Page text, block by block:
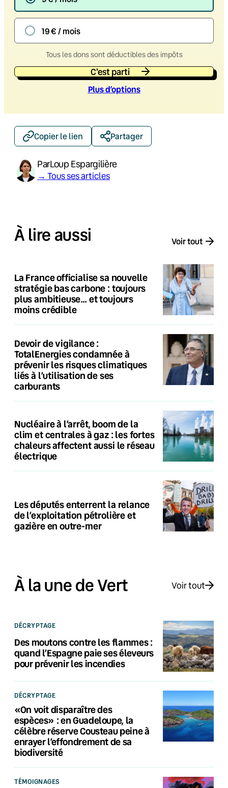
19 € / mois
Tous les dons sont déductibles des impôts
C'est parti
Plus d’options
Copier le lien Partager
ParLoup Espargilière
→ Tous ses articles
À lire aussi Voir tout
La France officialise sa nouvelle
stratégie bas carbone : toujours
plus ambitieuse… et toujours
moins crédible
Devoir de vigilance :
TotalEnergies condamnée à
prévenir les risques climatiques
liés à l’utilisation de ses
carburants
Nucléaire à l’arrêt, boom de la
clim et centrales à gaz : les fortes
chaleurs affectent aussi le réseau
électrique
Les députés enterrent la relance
de l’exploitation pétrolière et
gazière en outre-mer
À la une de Vert Voir tout
DÉCRYPTAGE
Des moutons contre les flammes :
quand l’Espagne paie ses éleveurs
pour prévenir les incendies
DÉCRYPTAGE
«On voit disparaître des
espèces» : en Guadeloupe, la
célèbre réserve Cousteau peine à
enrayer l’effondrement de sa
biodiversité
TÉMOIGNAGES